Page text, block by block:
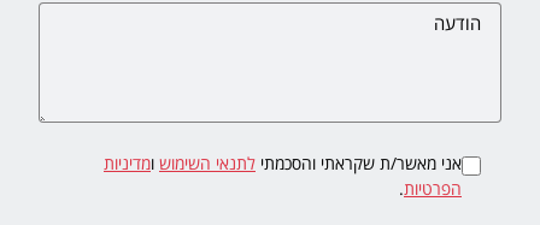
אני מאשר/ת שקראתי והסכמתי לתנאי השימוש ומדיניות
הפרטיות.